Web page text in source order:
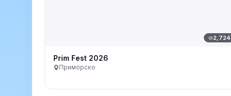
2,724
Prim Fest 2026
Приморско